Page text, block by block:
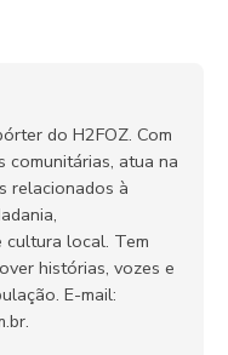
do H2FOZ. Com
comunitárias, atua na
relacionados à
cultura local. Tem
histórias, vozes e
E-mail: